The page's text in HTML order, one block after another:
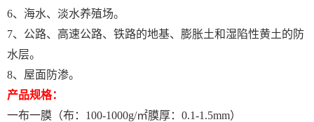
6、海水、淡水养殖场。
7、公路、高速公路、铁路的地基、膨胀土和湿陷性黄土的防
水层。
8、屋面防渗。
产品规格：
一布一膜（布：100-1000g/㎡膜厚：0.1-1.5mm）